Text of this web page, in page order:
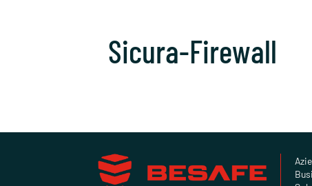
Sicura-Firewall